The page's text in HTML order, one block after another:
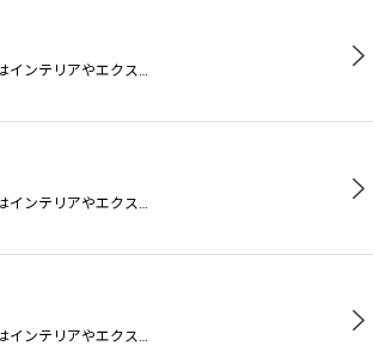
インテリアやエクス…
ンテリアやエクス…
ンテリアやエクス…